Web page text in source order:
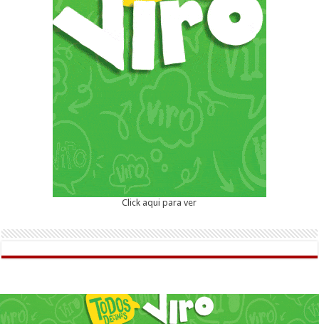
Click aqui para ver